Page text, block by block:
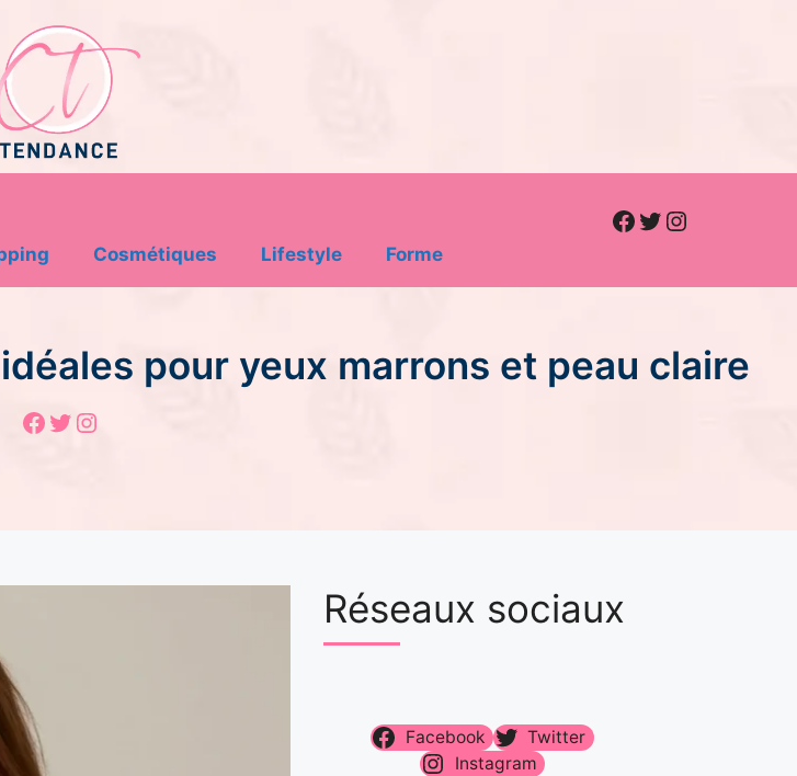
Cosmétiques Lifestyle Forme
Facebook
Twitter
Instagram
pour yeux marrons et peau claire
Facebook
Twitter
Instagram
Réseaux sociaux
Facebook
Twitter
Instagram